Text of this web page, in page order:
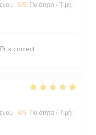
: 5/5 Ποιότητα / Τιμή :
correct.
: 4/5 Ποιότητα / Τιμή :